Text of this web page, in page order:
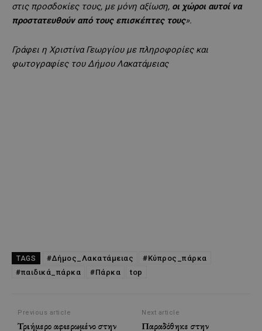
στις προσδοκίες τους, με μόνη αξίωση, οι χώροι αυτοί να
προστατευθούν από τους επισκέπτες τους».
Γράφει η Χριστίνα Γεωργίου με πληροφορίες και
φωτογραφίες του Δήμου Λακατάμειας
TAGS #Δήμος_Λακατάμειας
#Κύπρος_πάρκα
#παιδικά_πάρκα
#Πάρκα top
Previous article
Τριήμερο αφιερωμένο στην
Next article
Παραδόθηκε στην